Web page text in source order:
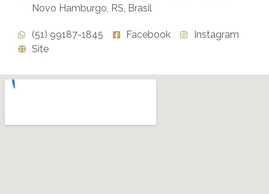
Novo Hamburgo, RS, Brasil
(51) 99187-1845 Facebook
Instagram
Site